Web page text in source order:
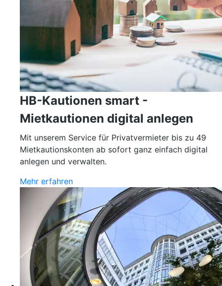
HB-Kautionen smart -
Mietkautionen digital anlegen
Mit unserem Service für Privatvermieter bis zu 49
Mietkautionskonten ab sofort ganz einfach digital
anlegen und verwalten.
Mehr erfahren